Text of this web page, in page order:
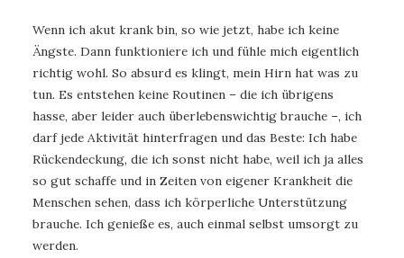
Wenn ich akut krank bin, so wie jetzt, habe ich keine
Ängste. Dann funktioniere ich und fühle mich eigentlich
richtig wohl. So absurd es klingt, mein Hirn hat was zu
tun. Es entstehen keine Routinen – die ich übrigens
hasse, aber leider auch überlebenswichtig brauche –, ich
darf jede Aktivität hinterfragen und das Beste: Ich habe
Rückendeckung, die ich sonst nicht habe, weil ich ja alles
so gut schaffe und in Zeiten von eigener Krankheit die
Menschen sehen, dass ich körperliche Unterstützung
brauche. Ich genieße es, auch einmal selbst umsorgt zu
werden.